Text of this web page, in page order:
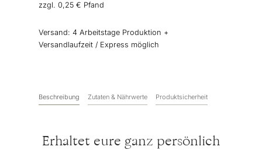
zzgl. 0,25 € Pfand
Versand: 4 Arbeitstage Produktion +
Versandlaufzeit / Express möglich
Beschreibung Zutaten & Nährwerte Produktsicherheit
Erhaltet eure ganz persönlich